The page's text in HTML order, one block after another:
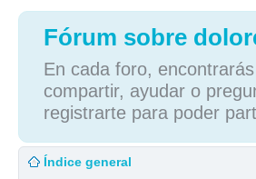
Fórum sobre
En cada foro,
compartir, ayudar o
registrarte para poder
Índice general